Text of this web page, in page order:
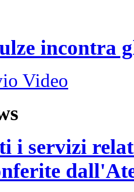
incontra
Video
i servizi